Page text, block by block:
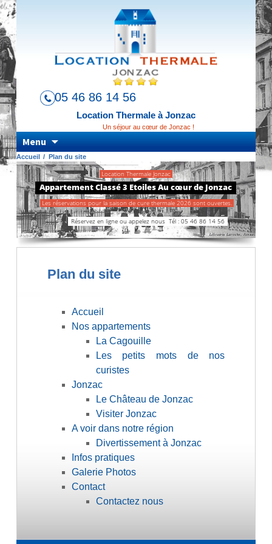
05 46 86 14 56
Location Thermale à Jonzac
Un séjour au cœur de Jonzac !
Menu Aller au contenu principal
Accueil Plan du site
Location Thermale Jonzac
Réservez en ligne ou appelez nous Tél : 05 46 86 14 56
Appartement Classé 3 Etoiles Au cœur de Jonzac
Les réservations pour la saison de cure thermale 2026 sont ouvertes.
Plan du site
Accueil
Nos appartements
La Cagouille
Les petits mots de nos
curistes
Jonzac
Le Château de Jonzac
Visiter Jonzac
A voir dans notre région
Divertissement à Jonzac
Infos pratiques
Galerie Photos
Contact
Contactez nous